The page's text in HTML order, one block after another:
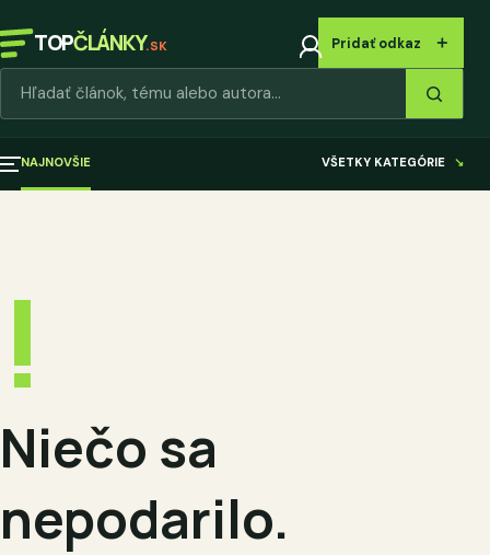
TOPČLÁNKY.SK Pridať odkaz ＋
NAJNOVŠIE VŠETKY KATEGÓRIE ↘
!
Niečo sa
nepodarilo.